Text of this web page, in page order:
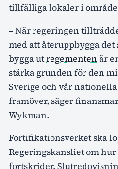
tillfälliga lokaler i
– När regeringen
med att återuppbygga
bygga utregementen är
stärka grunden för den
Sverige och vår
framöver, säger
Wykman.
Fortifikationsverket ska
Regeringskansliet om
fortskrider.